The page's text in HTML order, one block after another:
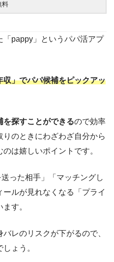
料
「pappy」というパパ活アプ
」でパパ候補をピックアッ
を探すことができるので効率
のときにわざわざ自分から
は嬉しいポイントです。
った相手」「マッチングし
ルが見れなくなる「プライ
す。
レのリスクが下がるので、
ょう。